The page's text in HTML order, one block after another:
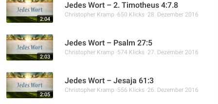
2:04
Jedes Wort – 2. Timotheus 4:7.8
Christopher Kramp 650 Klicks 28. Dezember 2016
2:03
Jedes Wort – Psalm 27:5
Christopher Kramp 574 Klicks 27. Dezember 2016
2:05
Jedes Wort – Jesaja 61:3
Christopher Kramp 556 Klicks 26. Dezember 2016